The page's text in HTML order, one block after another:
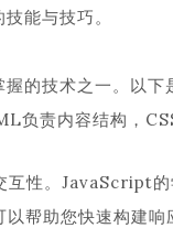
能与技巧。
的技术之一。以下
责内容结构，
性。JavaScript的
帮助您快速构建